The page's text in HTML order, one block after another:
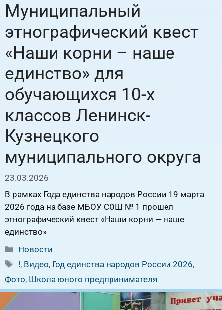
Муниципальный
этнографический квест
«Наши корни – наше
единство» для
обучающихся 10-х
классов Ленинск-
Кузнецкого
муниципального округа
23.03.2026
В рамках Года единства народов России 19 марта
2026 года на базе МБОУ СОШ № 1 прошел
этнографический квест «Наши корни — наше
единство»
Рубрики
Новости
Метки
!, Видео, Год единства народов России 2026,
Фото, Школа юного предпринимателя